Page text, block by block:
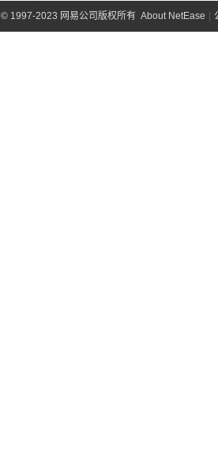
©1997-2023 网易公司版权所有 About NetEase